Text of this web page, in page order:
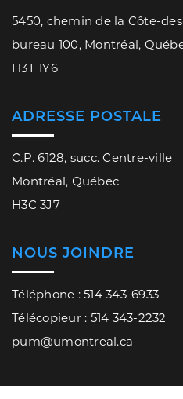
5450, chemin de la Côte-
bureau 100, Montréal,
H3T 1Y6
ADRESSE POSTALE
C.P. 6128, succ. Centre-ville
Montréal, Québec
H3C 3J7
NOUS JOINDRE
Téléphone : 514 343-6933
Télécopieur : 514 343-2232
pum@umontreal.ca